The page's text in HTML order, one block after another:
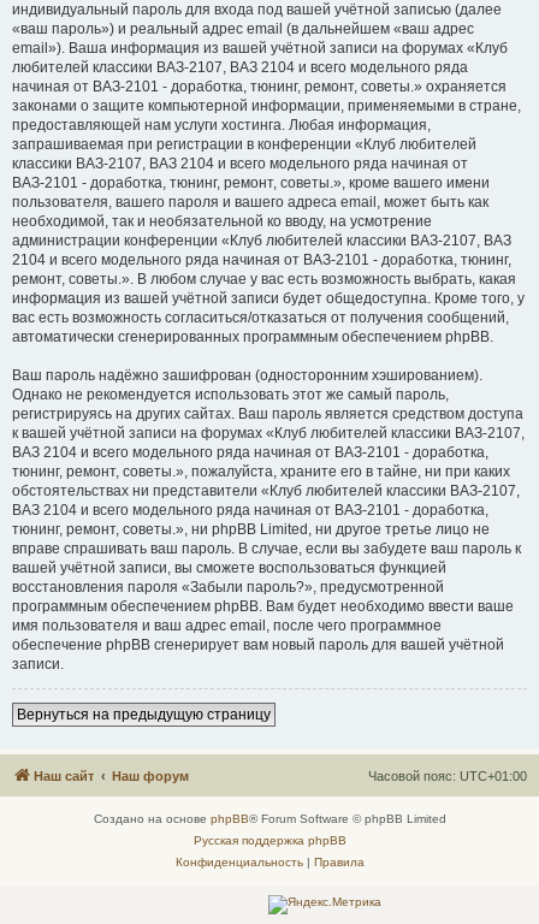
индивидуальный пароль для входа под вашей учётной записью (далее
«ваш пароль») и реальный адрес email (в дальнейшем «ваш адрес
email»). Ваша информация из вашей учётной записи на форумах «Клуб
любителей классики ВАЗ-2107, ВАЗ 2104 и всего модельного ряда
начиная от ВАЗ-2101 - доработка, тюнинг, ремонт, советы.» охраняется
законами о защите компьютерной информации, применяемыми в стране,
предоставляющей нам услуги хостинга. Любая информация,
запрашиваемая при регистрации в конференции «Клуб любителей
классики ВАЗ-2107, ВАЗ 2104 и всего модельного ряда начиная от
ВАЗ-2101 - доработка, тюнинг, ремонт, советы.», кроме вашего имени
пользователя, вашего пароля и вашего адреса email, может быть как
необходимой, так и необязательной ко вводу, на усмотрение
администрации конференции «Клуб любителей классики ВАЗ-2107, ВАЗ
2104 и всего модельного ряда начиная от ВАЗ-2101 - доработка, тюнинг,
ремонт, советы.». В любом случае у вас есть возможность выбрать, какая
информация из вашей учётной записи будет общедоступна. Кроме того, у
вас есть возможность согласиться/отказаться от получения сообщений,
автоматически сгенерированных программным обеспечением phpBB.
Ваш пароль надёжно зашифрован (односторонним хэшированием).
Однако не рекомендуется использовать этот же самый пароль,
регистрируясь на других сайтах. Ваш пароль является средством доступа
к вашей учётной записи на форумах «Клуб любителей классики ВАЗ-2107,
ВАЗ 2104 и всего модельного ряда начиная от ВАЗ-2101 - доработка,
тюнинг, ремонт, советы.», пожалуйста, храните его в тайне, ни при каких
обстоятельствах ни представители «Клуб любителей классики ВАЗ-2107,
ВАЗ 2104 и всего модельного ряда начиная от ВАЗ-2101 - доработка,
тюнинг, ремонт, советы.», ни phpBB Limited, ни другое третье лицо не
вправе спрашивать ваш пароль. В случае, если вы забудете ваш пароль к
вашей учётной записи, вы сможете воспользоваться функцией
восстановления пароля «Забыли пароль?», предусмотренной
программным обеспечением phpBB. Вам будет необходимо ввести ваше
имя пользователя и ваш адрес email, после чего программное
обеспечение phpBB сгенерирует вам новый пароль для вашей учётной
записи.
Вернуться на предыдущую страницу
Наш сайт Наш форум Часовой пояс: UTC+01:00
Создано на основе phpBB® Forum Software © phpBB Limited
Русская поддержка phpBB
Конфиденциальность| Правила